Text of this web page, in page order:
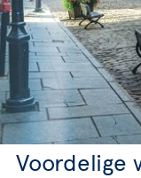
Voordelige